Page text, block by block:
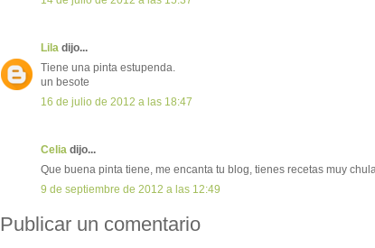
Lila dijo...
Tiene una pinta estupenda.
un besote
16 de julio de 2012 a las 18:47
Celia dijo...
Que buena pinta tiene, me encanta tu blog, tienes recetas muy
9 de septiembre de 2012 a las 12:49
Publicar un comentario